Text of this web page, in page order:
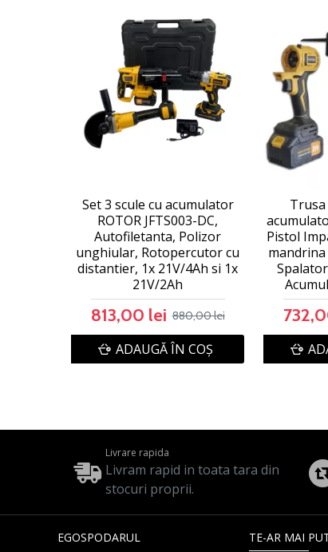
Set 3 scule cu acumulator
ROTOR JFTS003-DC,
Autofiletanta, Polizor
unghiular, Rotopercutor cu
distantier, 1x 21V/4Ah si 1x
21V/2Ah
813,00 lei 880,00 lei
ADAUGĂ ÎN COŞ
Trusa
Pistol
Livrare rapida
Livram rapid in toata tara din
stocuri proprii.
EGOSPODARUL TE-AR MAI